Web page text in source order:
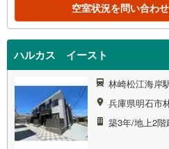
空室状況を問い合わ
ハルカス イースト
林崎松江海岸
兵庫県明石市
築3年/地上2